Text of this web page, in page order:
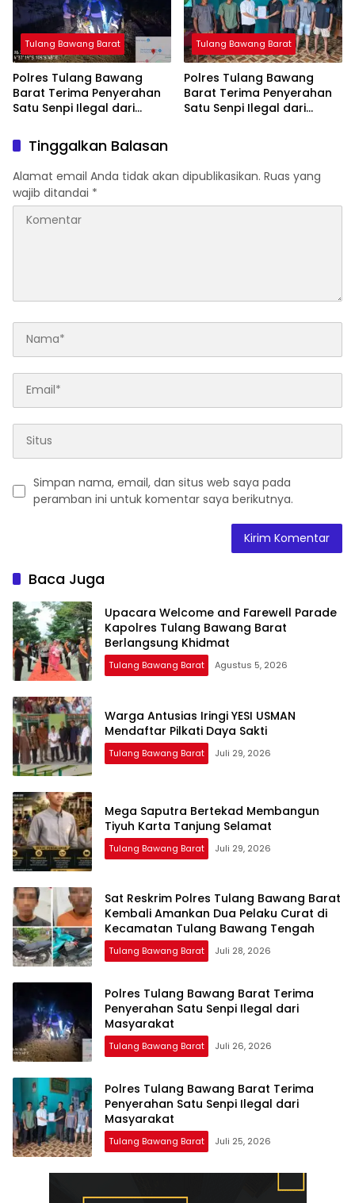
Tulang Bawang Barat
Polres Tulang Bawang
Barat Terima Penyerahan
Satu Senpi Ilegal dari
Tulang Bawang Barat
Polres Tulang Bawang
Barat Terima Penyerahan
Satu Senpi Ilegal dari
Tinggalkan Balasan
Alamat email Anda tidak akan dipublikasikan. Ruas yang
wajib ditandai *
Simpan nama, email, dan situs web saya pada
peramban ini untuk komentar saya berikutnya.
Baca Juga
Upacara Welcome and Farewell Parade
Kapolres Tulang Bawang Barat
Berlangsung Khidmat
Tulang Bawang Barat Agustus 5, 2026
Warga Antusias Iringi YESI USMAN
Mendaftar Pilkati Daya Sakti
Tulang Bawang Barat Juli 29, 2026
Mega Saputra Bertekad Membangun
Tiyuh Karta Tanjung Selamat
Tulang Bawang Barat Juli 29, 2026
Sat Reskrim Polres Tulang Bawang Barat
Kembali Amankan Dua Pelaku Curat di
Kecamatan Tulang Bawang Tengah
Tulang Bawang Barat Juli 28, 2026
Polres Tulang Bawang Barat Terima
Penyerahan Satu Senpi Ilegal dari
Masyarakat
Tulang Bawang Barat Juli 26, 2026
Polres Tulang Bawang Barat Terima
Penyerahan Satu Senpi Ilegal dari
Masyarakat
Tulang Bawang Barat Juli 25, 2026